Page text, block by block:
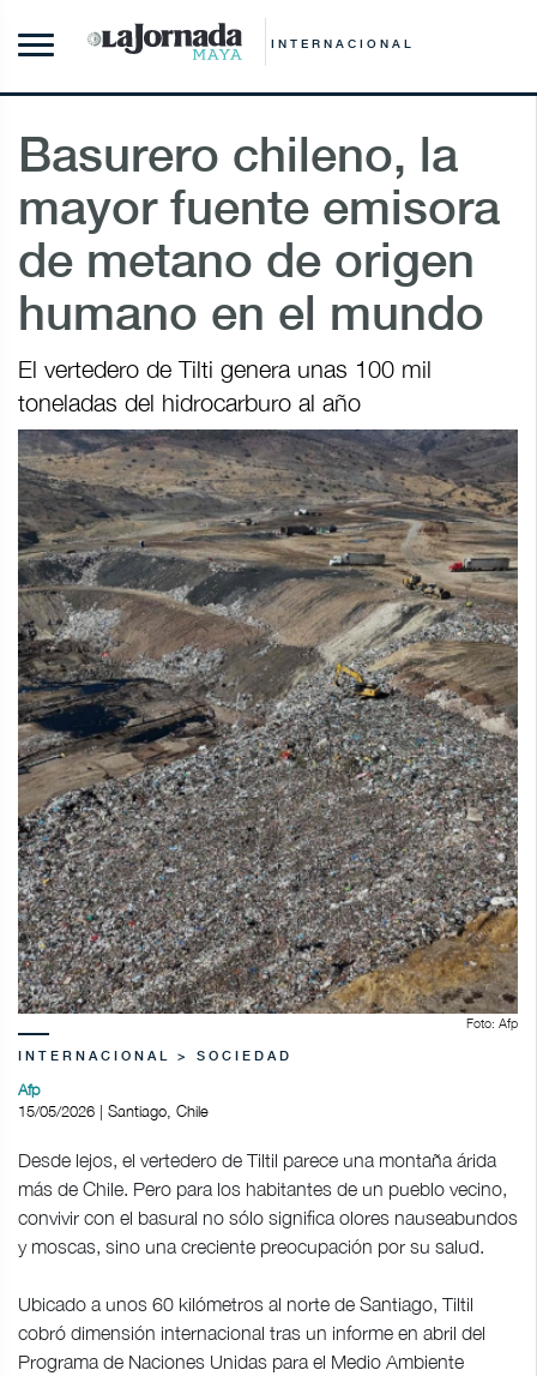
INTERNACIONAL
Basurero chileno, la
mayor fuente emisora
de metano de origen
humano en el mundo
El vertedero de Tilti genera unas 100 mil
toneladas del hidrocarburo al año
Foto: Afp
INTERNACIONAL > SOCIEDAD
Afp
15/05/2026 | Santiago, Chile
Desde lejos, el vertedero de Tiltil parece una montaña árida
más de Chile. Pero para los habitantes de un pueblo vecino,
convivir con el basural no sólo significa olores nauseabundos
y moscas, sino una creciente preocupación por su salud.
Ubicado a unos 60 kilómetros al norte de Santiago, Tiltil
cobró dimensión internacional tras un informe en abril del
Programa de Naciones Unidas para el Medio Ambiente